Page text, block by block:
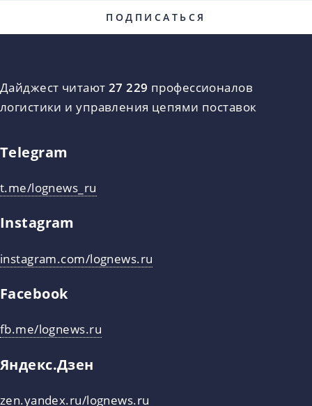
Дайджест читают 27 229 профессионалов
логистики и управления цепями поставок
Telegram
t.me/lognews_ru
Instagram
instagram.com/lognews.ru
Facebook
fb.me/lognews.ru
Яндекс.Дзен
zen.yandex.ru/lognews.ru